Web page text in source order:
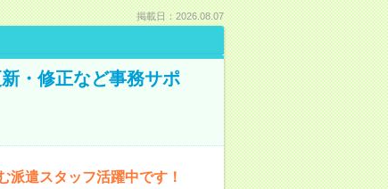
掲載日：2026.08.07
・修正など事務サポ
派遣スタッフ活躍中です！